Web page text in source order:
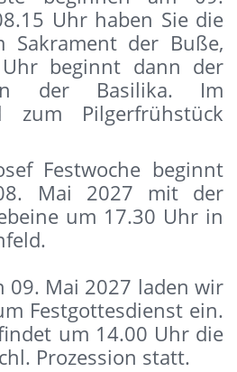
Uhr haben Sie die
Sakrament der Buße,
beginnt dann der
der Basilika. Im
zum Pilgerfrühstück
Festwoche beginnt
Mai 2027 mit der
um 17.30 Uhr in
09. Mai 2027 laden wir
Festgottesdienst ein.
um 14.00 Uhr die
Prozession statt.